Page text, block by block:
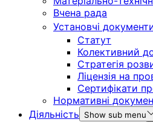
Вчена рада
Установчі
Статут
Колективний
Стратегія
Ліцензія на
Сертифікати
Нормативні
Діяльність
Show sub menu